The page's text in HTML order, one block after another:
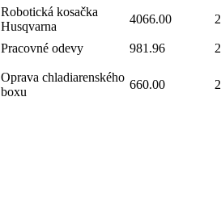
Robotická kosačka
Husqvarna
4066.00
Pracovné odevy 981.96
Oprava chladiarenského
boxu
660.00